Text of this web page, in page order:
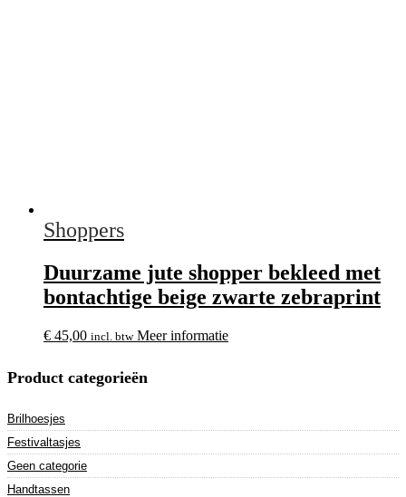
Shoppers
Duurzame jute shopper bekleed met
bontachtige beige zwarte zebraprint
€ 45,00 incl. btw Meer informatie
Product categorieën
Brilhoesjes
Festivaltasjes
Geen categorie
Handtassen